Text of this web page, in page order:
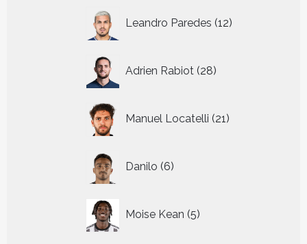
Leandro Paredes 12
producten
Adrien Rabiot 28
producten
Manuel Locatelli 21
producten
Danilo 6
producten
Moise Kean 5
producten